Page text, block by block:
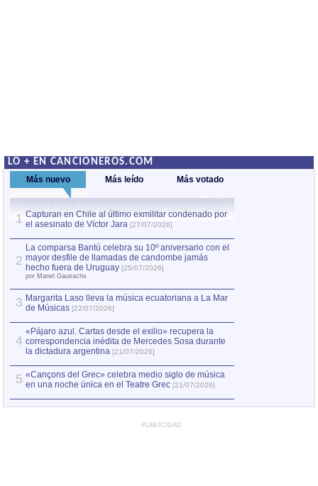
LO + EN CANCIONEROS.COM
Más nuevo Más leído Más votado
1 Capturan en Chile al último exmilitar condenado por
el asesinato de Víctor Jara [27/07/2026]
2
La comparsa Bantú celebra su 10º aniversario con el
mayor desfile de llamadas de candombe jamás
hecho fuera de Uruguay [25/07/2026]
por Manel Gausachs
3 Margarita Laso lleva la música ecuatoriana a La Mar
de Músicas [22/07/2026]
4
«Pájaro azul. Cartas desde el exilio» recupera la
correspondencia inédita de Mercedes Sosa durante
la dictadura argentina [21/07/2026]
5 «Cançons del Grec» celebra medio siglo de música
en una noche única en el Teatre Grec [21/07/2026]
PUBLICIDAD